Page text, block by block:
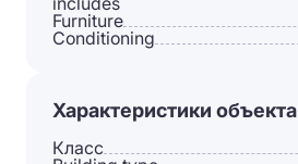
Furniture
Conditioning
Характеристики объекта
Класс